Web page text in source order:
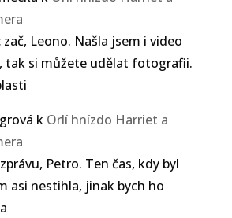
Leono. Našla jsem i video
tak si můžete udělat fotografii.
k Orlí hnízdo Harriet a
Petro. Ten čas, kdy byl
asi nestihla, jinak bych ho